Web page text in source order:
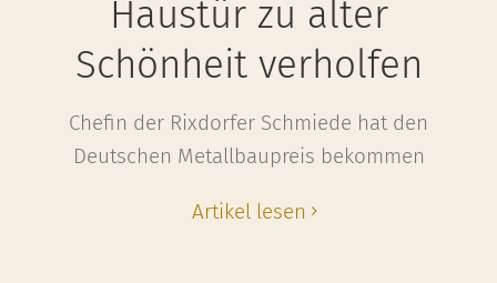
Haustür zu alter
Schönheit verholfen
Chefin der Rixdorfer Schmiede hat den
Deutschen Metallbaupreis bekommen
Artikel lesen